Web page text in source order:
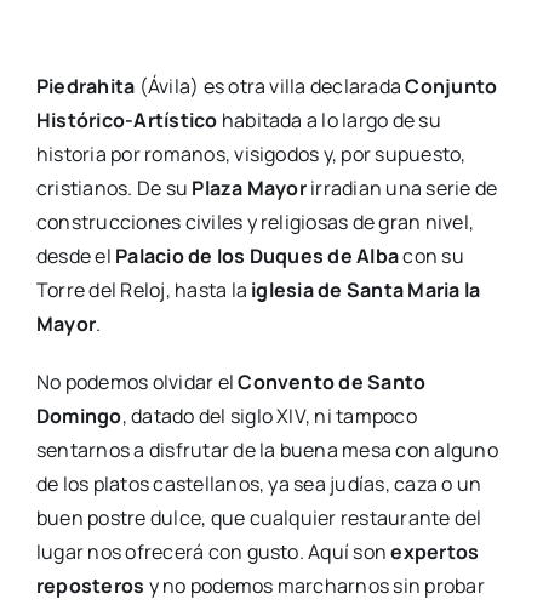
Piedrahita (Ávila) es otra villa declaradaConjunto
Histórico-Artístico habitada a lo largo de su
historia por romanos, visigodos y, por supuesto,
cristianos. De su Plaza Mayorirradian una serie de
construcciones civiles y religiosas de gran nivel,
desde el Palacio de los Duques de Albacon su
Torre del Reloj, hasta la iglesia de Santa Maria la
Mayor.
No podemos olvidar elConvento de Santo
Domingo, datado del siglo XIV, ni tampoco
sentarnos a disfrutar de la buena mesa con alguno
de los platos castellanos, ya sea judías, caza o un
buen postre dulce, que cualquier restaurante del
lugar nos ofrecerá con gusto. Aquí sonexpertos
reposteros y no podemos marcharnos sin probar